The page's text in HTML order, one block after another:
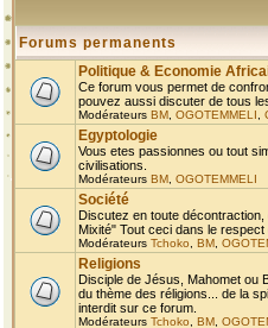
Forums permanents
Politique & Economie
Ce forum vous permet de
pouvez aussi discuter de tous
Modérateurs BM OGOTEMMELI
Egyptologie
Vous etes passionnes ou tout
civilisations.
Modérateurs BM OGOTEMMELI
Société
Discutez en toute
Mixité" Tout ceci dans le
Modérateurs Tchoko BM
Religions
Disciple de Jésus, Mahomet ou
du thème des réligions... de la
interdit sur ce forum.
Modérateurs Tchoko BM